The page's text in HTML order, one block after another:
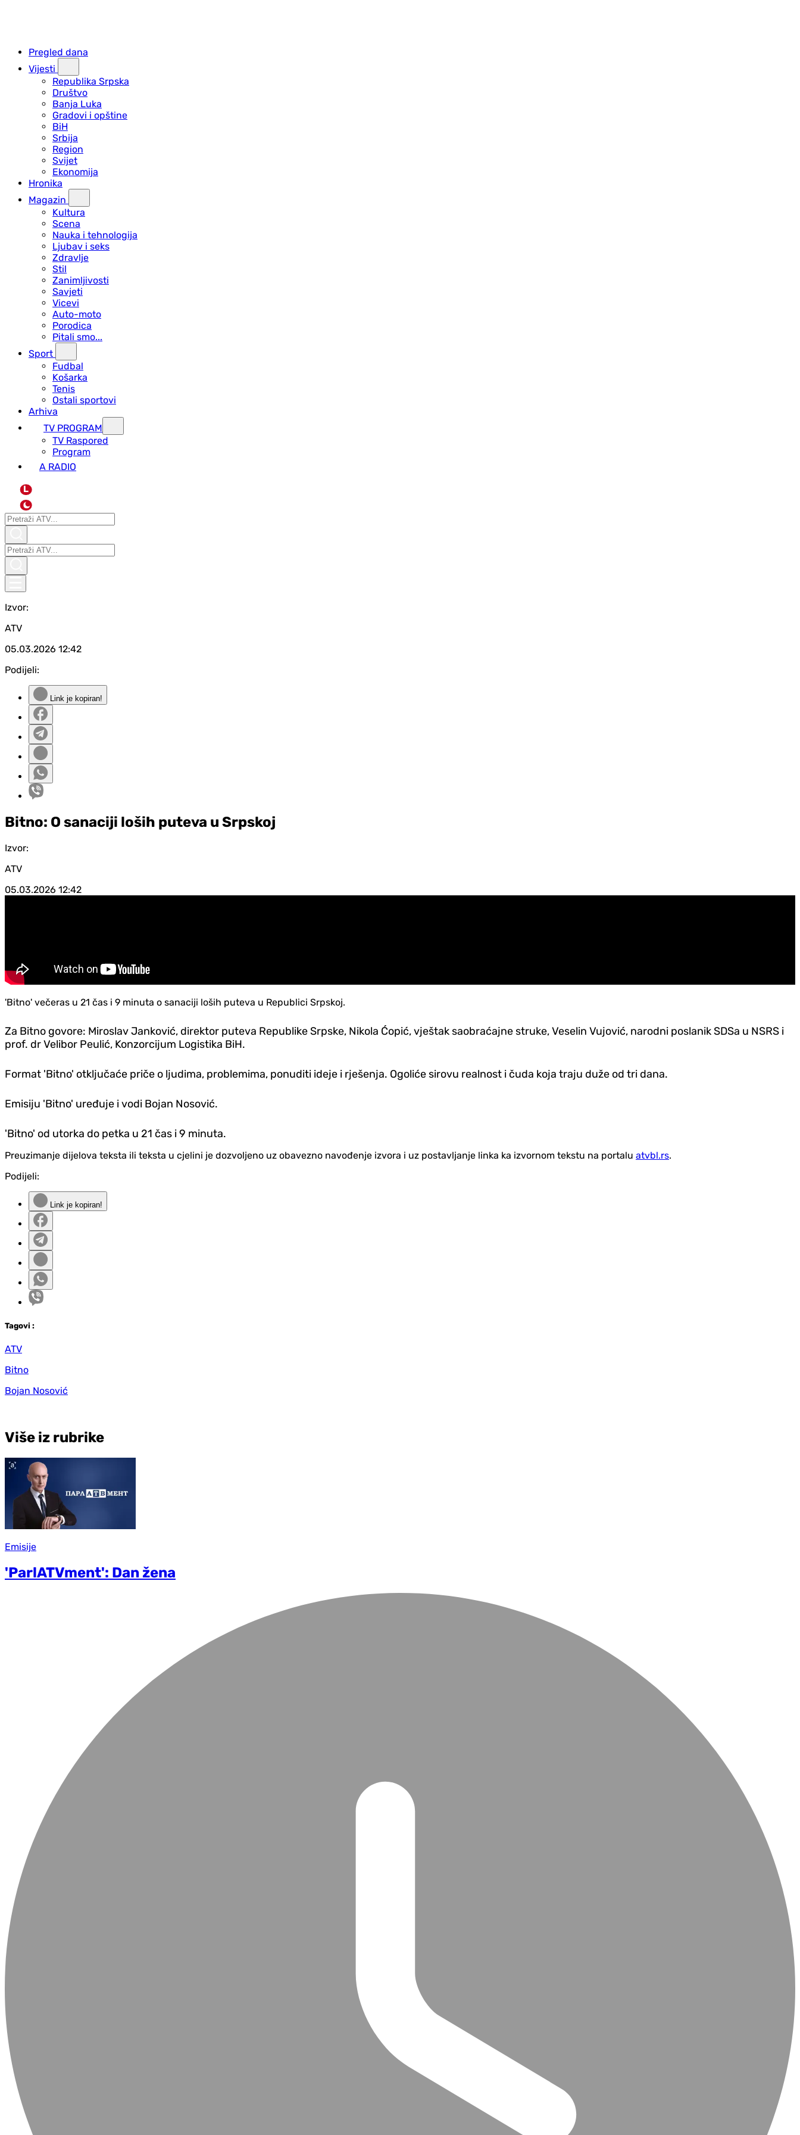
Pregled dana
Vijesti
Republika Srpska
Društvo
Banja Luka
Gradovi i opštine
BiH
Srbija
Region
Svijet
Ekonomija
Hronika
Magazin
Kultura
Scena
Nauka i tehnologija
Ljubav i seks
Zdravlje
Stil
Zanimljivosti
Savjeti
Vicevi
Auto-moto
Porodica
Pitali smo...
Sport
Fudbal
Košarka
Tenis
Ostali sportovi
Arhiva
TV PROGRAM
ТV Raspored
Program
A RADIO
L
Izvor:
ATV
05.03.2026 12:42
Podijeli:
Link je kopiran!
Bitno: O sanaciji loših puteva u Srpskoj
Izvor:
ATV
05.03.2026 12:42
'Bitno' večeras u 21 čas i 9 minuta o sanaciji loših puteva u Republici Srpskoj.
Za Bitno govore: Miroslav Janković, direktor puteva Republike Srpske, Nikola Ćopić, vještak saobraćajne struke, Veselin Vujović, narodni poslanik SDSa u NSRS i
prof. dr Velibor Peulić, Konzorcijum Logistika BiH.
Format 'Bitno' otključaće priče o ljudima, problemima, ponuditi ideje i rješenja. Ogoliće sirovu realnost i čuda koja traju duže od tri dana.
Emisiju 'Bitno' uređuje i vodi Bojan Nosović.
'Bitno' od utorka do petka u 21 čas i 9 minuta.
Preuzimanje dijelova teksta ili teksta u cjelini je dozvoljeno uz obavezno navođenje izvora i uz postavljanje linka ka izvornom tekstu na portalu atvbl.rs.
Podijeli:
Link je kopiran!
Tagovi :
ATV
Bitno
Bojan Nosović
Više iz rubrike
Emisije
'ParlATVment': Dan žena